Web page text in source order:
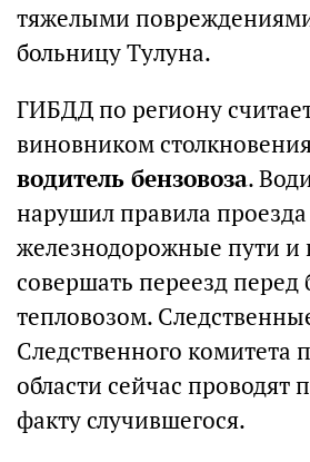
тяжелыми
больницу Тулуна.
ГИБДД по региону
виновником
водитель бензовоза.
нарушил правила проезда
железнодорожные пути и
совершать переезд
тепловозом.
Следственного комитета
области сейчас проводят
факту случившегося.